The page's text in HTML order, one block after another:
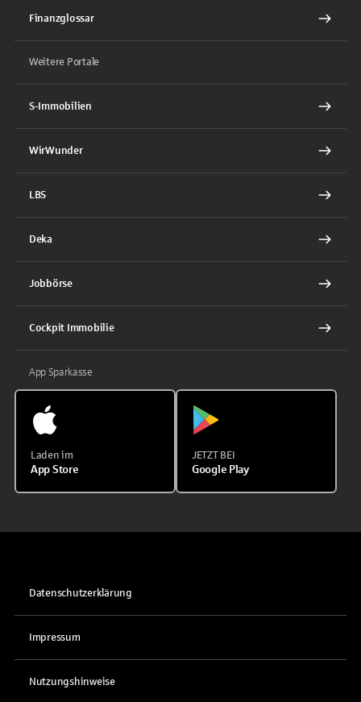
Finanzglossar
Weitere Portale
S-Immobilien
WirWunder
LBS
Deka
Jobbörse
Cockpit Immobilie
App Sparkasse
Laden im
App Store
JETZT BEI
Google Play
Datenschutzerklärung
Impressum
Nutzungshinweise